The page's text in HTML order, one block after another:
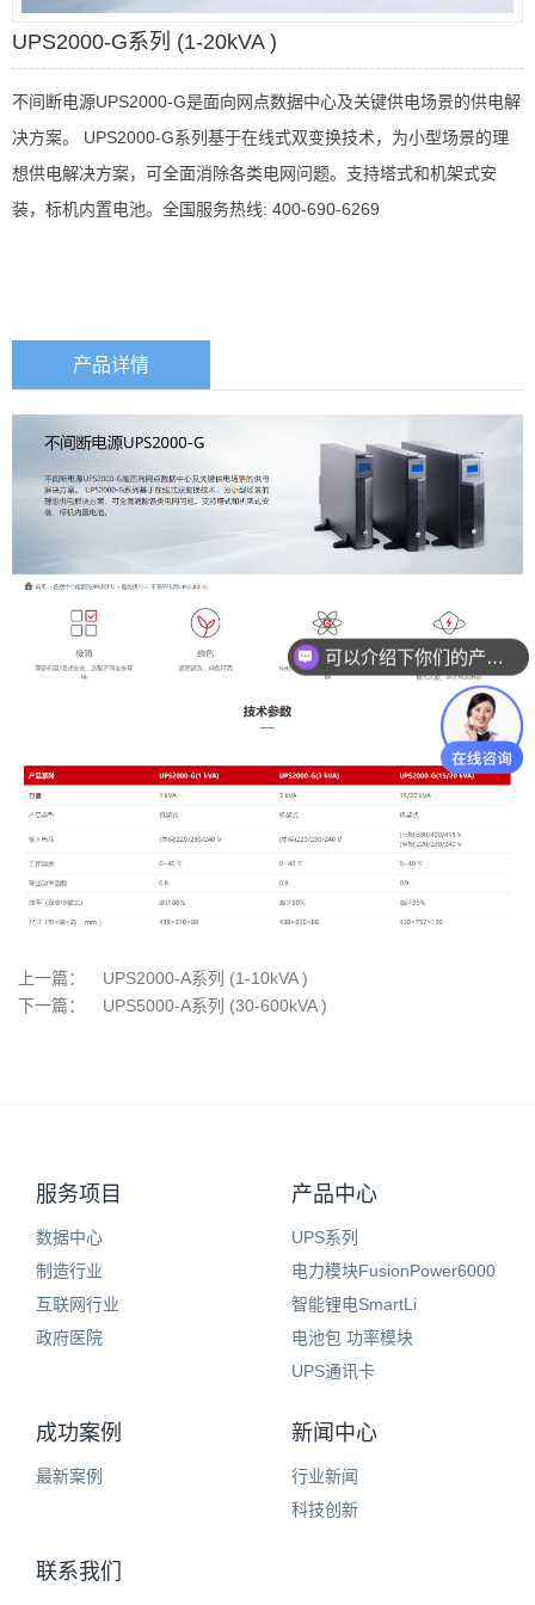
UPS2000-G系列 (1-20kVA )
不间断电源UPS2000-G是面向网点数据中心及关键供电场景的供电解
决方案。 UPS2000-G系列基于在线式双变换技术，为小型场景的理
想供电解决方案，可全面消除各类电网问题。支持塔式和机架式安
装，标机内置电池。全国服务热线: 400-690-6269
产品详情
上一篇：
UPS2000-A系列 (1-10kVA )
下一篇：
UPS5000-A系列 (30-600kVA )
服务项目
数据中心
制造行业
互联网行业
政府医院
产品中心
UPS系列
电力模块FusionPower6000
智能锂电SmartLi
电池包 功率模块
UPS通讯卡
成功案例
最新案例
新闻中心
行业新闻
科技创新
联系我们
可以介绍下你们的产品么